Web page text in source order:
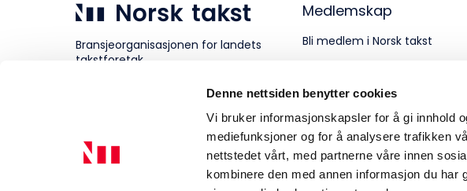
Denne nettsiden benytter cookies
Vi bruker informasjonskapsler for å gi innhold
mediefunksjoner og for å analysere trafikken
nettstedet vårt, med partnerne våre innen
kombinere den med annen informasjon du
Aktuelt
Om Norsk takst
Bransjeorganisasjonen for landets
takstforetak.
Medlemskap
Bli medlem i Norsk takst